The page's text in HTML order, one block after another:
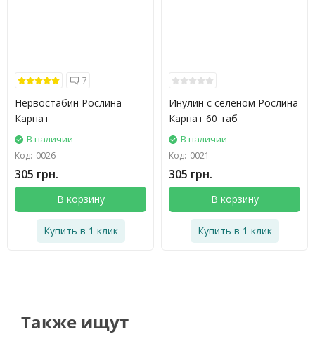
7
Нервостабин Рослина
Карпат
В наличии
Код: 0026
305 грн.
В корзину
Купить в 1 клик
Инулин с селеном Рослина
Карпат 60 таб
В наличии
Код: 0021
305 грн.
В корзину
Купить в 1 клик
Также ищут